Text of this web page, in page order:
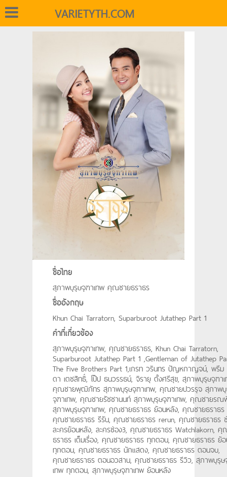
VARIETYTH.COM
ชื่อไทย
สุภาพบุรุษจุฑาเทพ คุณชายธราธร
ชื่ออังกฤษ
Khun Chai Tarratorn, Suparburoot Jutathep Part 1
คำที่เกี่ยวข้อง
สุภาพบุรุษจุฑาเทพ, คุณชายธราธร, Khun Chai Tarratorn,
Suparburoot Jutathep Part 1 ,Gentleman of Jutathep
The Five Brothers Part 1,เกรท วรินทร ปัญหกาญจน์, พรี
ดา เตชสิทธิ์, โป๊ป ธนวรรธน์, จิรายุ ตั้งศรีสุข, สุภาพบุรุษจุฑา
คุณชายพุฒิภัทร สุภาพบุรุษจุฑาเทพ, คุณชายปวรรุจ สุภาพ
จุฑาเทพ, คุณชายรัชชานนท์ สุภาพบุรุษจุฑาเทพ, คุณชายรณ
สุภาพบุรุษจุฑาเทพ, คุณชายธราธร ย้อนหลัง, คุณชายธราธ
คุณชายธราธร รีรัน, คุณชายธราธร rerun, คุณชายธราธร
ละครย้อนหลัง, ละครช่อง3, คุณชายธราธร Watchlakorn,
ธราธร เต็มเรื่อง, คุณชายธราธร ทุกตอน, คุณชายธราธร ย้
ทุกตอน, คุณชายธราธร นักแสดง, คุณชายธราธร ตอนจบ,
คุณชายธราธร ตอนอวสาน, คุณชายธราธร รีวิว, สุภาพบุรุษ
เทพ ทุกตอน, สุภาพบุรุษจุฑาเทพ ย้อนหลัง